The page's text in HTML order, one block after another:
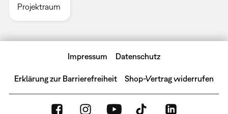
Projektraum
Impressum Datenschutz
Erklärung zur Barrierefreiheit Shop-Vertrag widerrufen